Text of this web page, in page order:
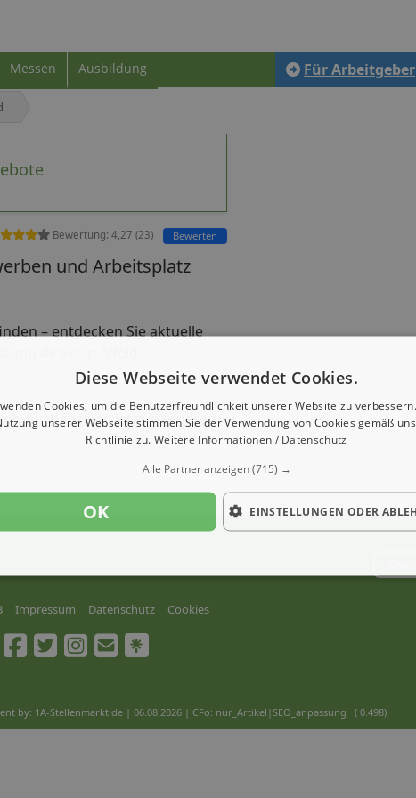
Messen Ausbildung Für Arbeitgeber
Bewertung: 4,27 (23) Bewerten
und Arbeitsplatz
– entdecken Sie aktuelle
direkt in Alfeld.
Job-Suchanzeige jetzt inserieren
Impressum Datenschutz Cookies
by: 1A-Stellenmarkt.de | 06.08.2026 | CFo: nur_Artikel|SEO_anpassung ( 0.498)
Diese Webseite verwendet Cookies.
Cookies, um die Benutzerfreundlichkeit unserer Website zu
unserer Webseite stimmen Sie der Verwendung von Cookies gemäß
Richtlinie zu. Weitere Informationen / Datenschutz
Alle Partner anzeigen(715) →
OK EINSTELLUNGEN ODER